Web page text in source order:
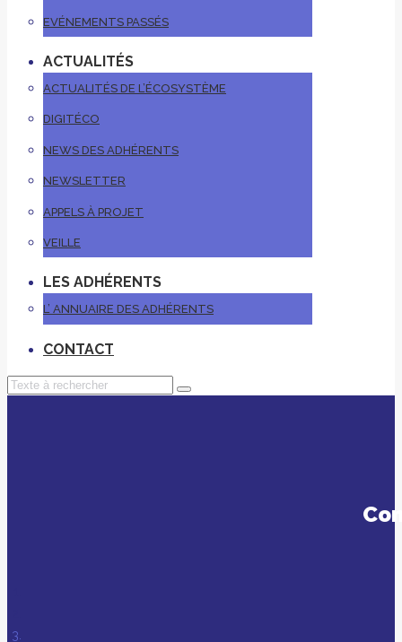
EVÉNEMENTS PASSÉS
ACTUALITÉS
ACTUALITÉS DE L’ÉCOSYSTÈME
DIGITÉCO
NEWS DES ADHÉRENTS
NEWSLETTER
APPELS À PROJET
VEILLE
LES ADHÉRENTS
L’ ANNUAIRE DES ADHÉRENTS
CONTACT